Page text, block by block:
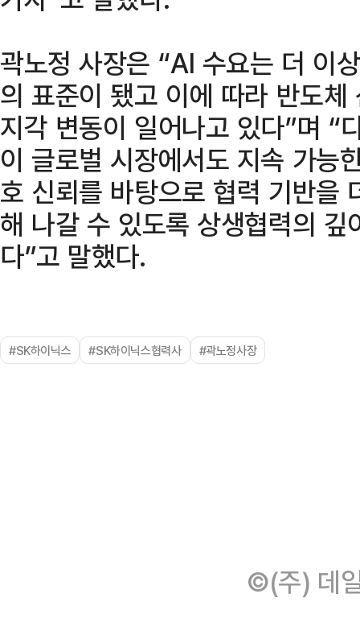
곽노정 사장은 “AI 수요는 더 이
의 표준이 됐고 이에 따라 반도
지각 변동이 일어나고 있다”며 “
이 글로벌 시장에서도 지속 가능
호 신뢰를 바탕으로 협력 기반을
해 나갈 수 있도록 상생협력의
다”고 말했다.
#SK하이닉스 #SK하이닉스협력사 #곽노정사장
©(주) 데